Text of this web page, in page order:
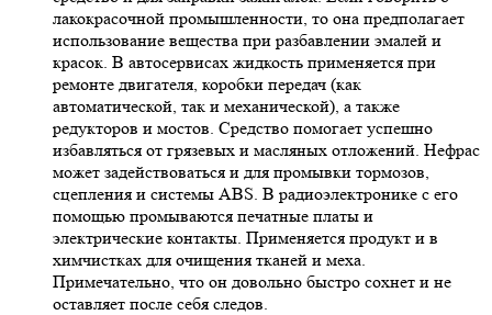
лакокрасочной промышленности, то она предполагает
использование вещества при разбавлении эмалей и
красок. В автосервисах жидкость применяется при
ремонте двигателя, коробки передач (как
автоматической, так и механической), а также
редукторов и мостов. Средство помогает успешно
избавляться от грязевых и масляных отложений. Нефрас
может задействоваться и для промывки тормозов,
сцепления и системы ABS. В радиоэлектронике с его
помощью промываются печатные платы и
электрические контакты. Применяется продукт и в
химчистках для очищения тканей и меха.
Примечательно, что он довольно быстро сохнет и не
оставляет после себя следов.